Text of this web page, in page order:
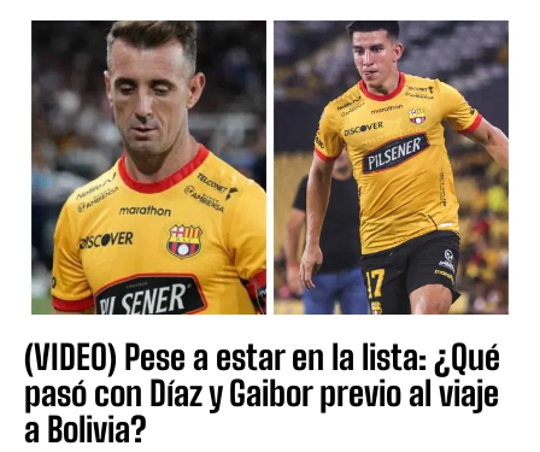
(VIDEO) Pese a estar en la lista: ¿Qué
pasó con Díaz y Gaibor previo al viaje
a Bolivia?